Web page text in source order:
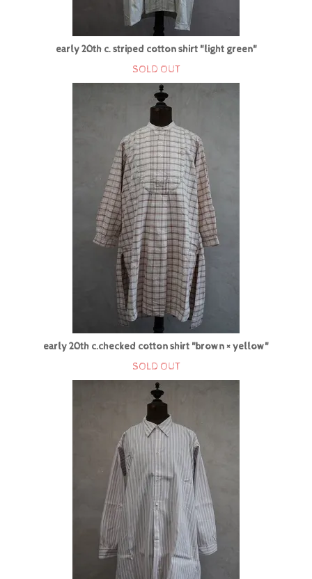
early 20th c. striped cotton shirt "light green"
SOLD OUT
early 20th c.checked cotton shirt "brown × yellow"
SOLD OUT